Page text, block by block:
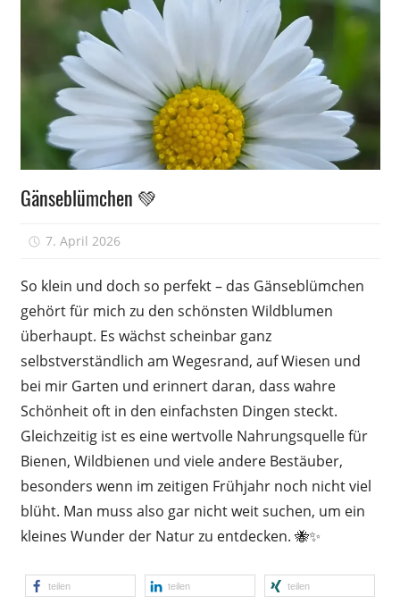
Gänseblümchen 💚
7. April 2026
So klein und doch so perfekt – das Gänseblümchen
gehört für mich zu den schönsten Wildblumen
überhaupt. Es wächst scheinbar ganz
selbstverständlich am Wegesrand, auf Wiesen und
bei mir Garten und erinnert daran, dass wahre
Schönheit oft in den einfachsten Dingen steckt.
Gleichzeitig ist es eine wertvolle Nahrungsquelle für
Bienen, Wildbienen und viele andere Bestäuber,
besonders wenn im zeitigen Frühjahr noch nicht viel
blüht. Man muss also gar nicht weit suchen, um ein
kleines Wunder der Natur zu entdecken. 🐝✨
teilen teilen teilen